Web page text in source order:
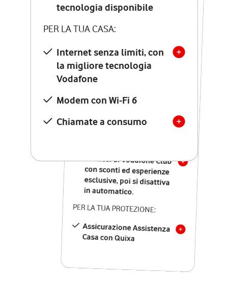
tecnologia disponibile
PER LA TUA CASA:
Internet senza limiti, con
la migliore tecnologia
Vodafone
Modem con Wi-Fi 6
Chiamate a consumo
tecnologia disponibile
PER LA TUA CASA:
Internet senza limiti, con
la migliore tecnologia
Vodafone
Modem Seven con Wi-Fi 7
Chiamate illimitate verso
numeri fissi e mobili
nazionali
12 mesi di Vodafone Club
con sconti ed esperienze
esclusive, poi si disattiva
in automatico.
PER LA TUA PROTEZIONE:
Assicurazione Assistenza
Casa con Quixa